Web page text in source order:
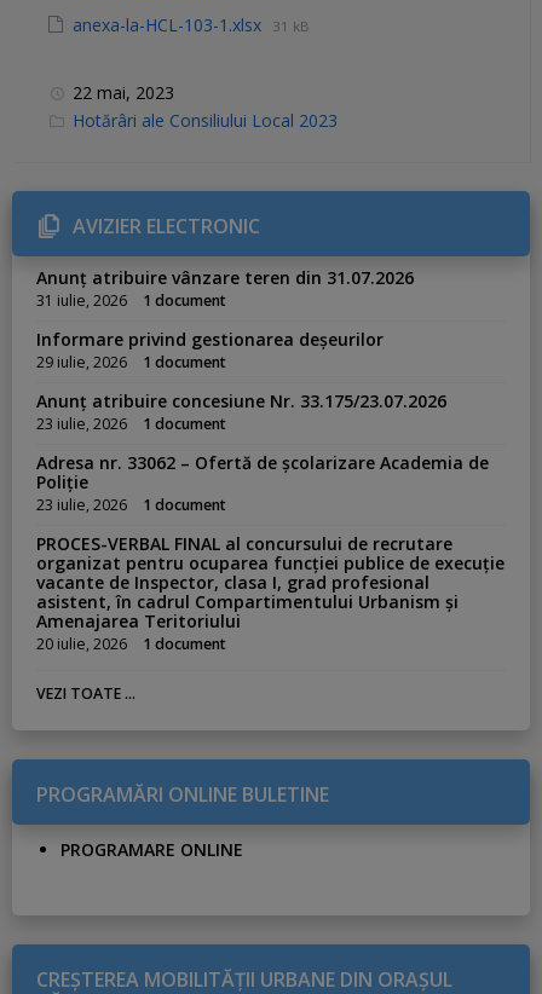
anexa-la-HCL-103-1.xlsx 31 kB
22 mai, 2023
C
r
i
e
s
Hotărâri ale Consiliului Local 2023
AVIZIER ELECTRONIC
Anunț atribuire vânzare teren din 31.07.2026
31 iulie, 2026 1 document
Informare privind gestionarea deșeurilor
29 iulie, 2026 1 document
Anunț atribuire concesiune Nr. 33.175/23.07.2026
23 iulie, 2026 1 document
Adresa nr. 33062 – Ofertă de școlarizare Academia de
Poliție
23 iulie, 2026 1 document
PROCES-VERBAL FINAL al concursului de recrutare
organizat pentru ocuparea funcției publice de execuție
vacante de Inspector, clasa I, grad profesional
asistent, în cadrul Compartimentului Urbanism și
Amenajarea Teritoriului
20 iulie, 2026 1 document
VEZI TOATE ...
PROGRAMĂRI ONLINE BULETINE
PROGRAMARE ONLINE
CREŞTEREA MOBILITĂŢII URBANE DIN ORAŞUL